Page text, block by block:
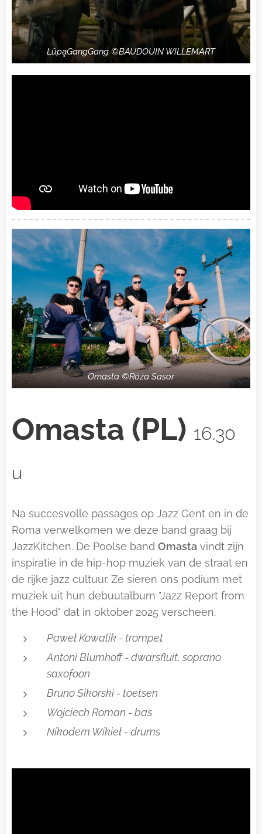
LũpḁGangGang ©BAUDOUIN WILLEMART
Omasta ©Róża Sasor
Omasta (PL) 16.30
u
Na succesvolle passages op Jazz Gent en in de
Roma verwelkomen we deze band graag bij
JazzKitchen. De Poolse band Omasta vindt zijn
inspiratie in de hip-hop muziek van de straat en
de rijke jazz cultuur. Ze sieren ons podium met
muziek uit hun debuutalbum "Jazz Report from
the Hood" dat in oktober 2025 verscheen.
Paweł Kowalik - trompet
Antoni Blumhoff - dwarsfluit, soprano
saxofoon
Bruno Sikorski - toetsen
Wojciech Roman - bas
Nikodem Wikieł - drums